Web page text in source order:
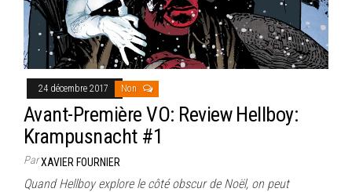
24 décembre 2017 Non
Avant-Première VO: Review Hellboy:
Krampusnacht #1
ParXAVIER FOURNIER
Quand Hellboy explore le côté obscur de Noël, on peut